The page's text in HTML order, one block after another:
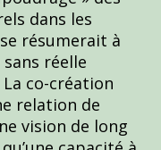
dans les
résumerait à
réelle
co-création
relation de
vision de long